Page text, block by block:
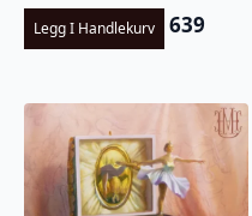
Legg I Handlekurv 639